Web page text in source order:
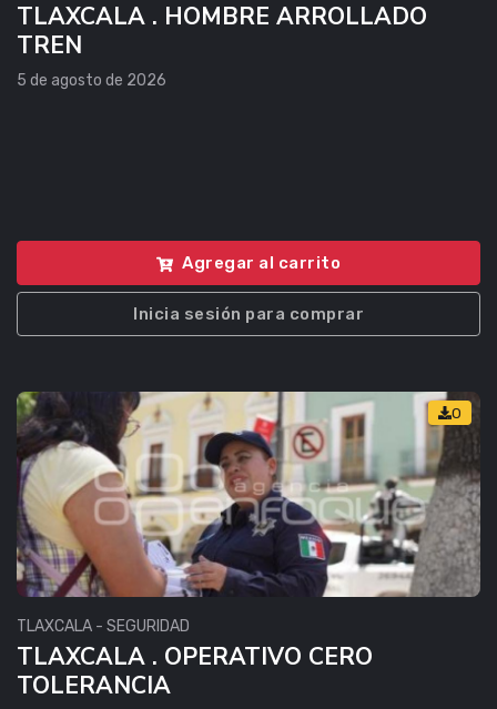
TLAXCALA . HOMBRE ARROLLADO
TREN
5 de agosto de 2026
Agregar al carrito
Inicia sesión para comprar
0
TLAXCALA - SEGURIDAD
TLAXCALA . OPERATIVO CERO
TOLERANCIA